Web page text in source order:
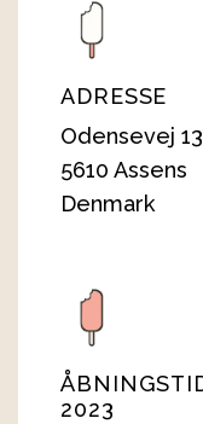
ADRESSE
Odensevej
5610 Assens
Denmark
2023